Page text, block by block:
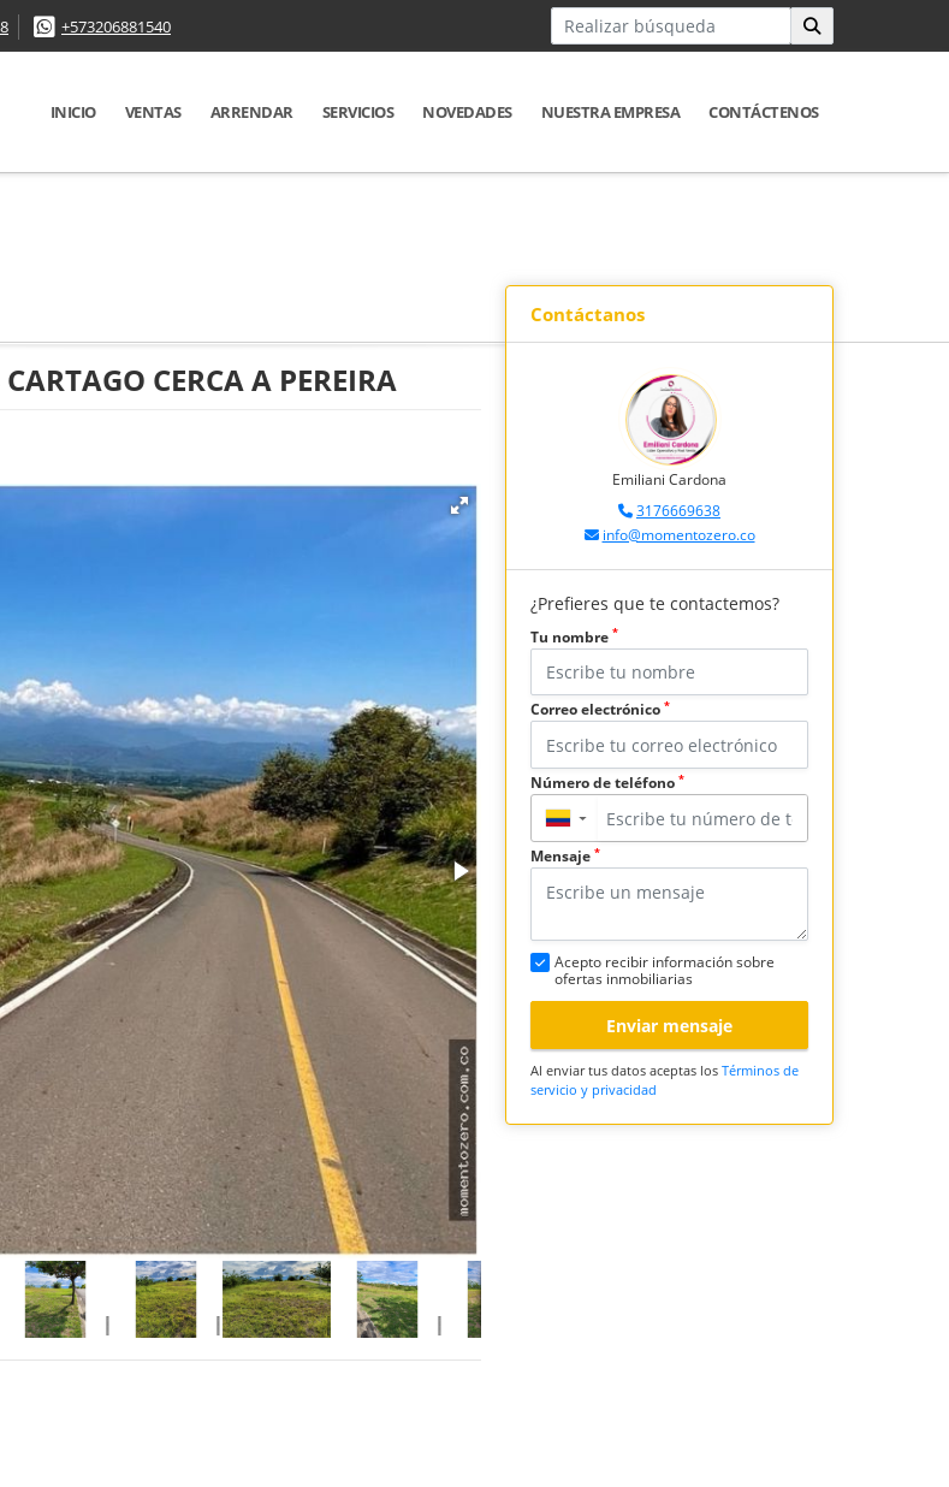
+573206881540
INICIO VENTAS ARRENDAR SERVICIOS NOVEDADES NUESTRA EMPRESA CONTÁCTENOS
CERCA A PEREIRA
Contáctanos
Emiliani Cardona
3176669638
info@momentozero.co
¿Prefieres que te contactemos?
Tu nombre *
Correo electrónico *
Número de teléfono *
▼
Mensaje *
Acepto recibir información sobre
ofertas inmobiliarias
Enviar mensaje
Al enviar tus datos aceptas los Términos de
servicio y privacidad